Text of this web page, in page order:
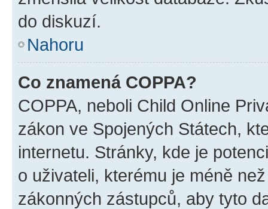
do diskuzí.
Nahoru
Co znamená COPPA?
COPPA, neboli Child Online
zákon ve Spojených Státech,
internetu. Stránky, kde je
o uživateli, kterému je méně
zákonných zástupců, aby tyto